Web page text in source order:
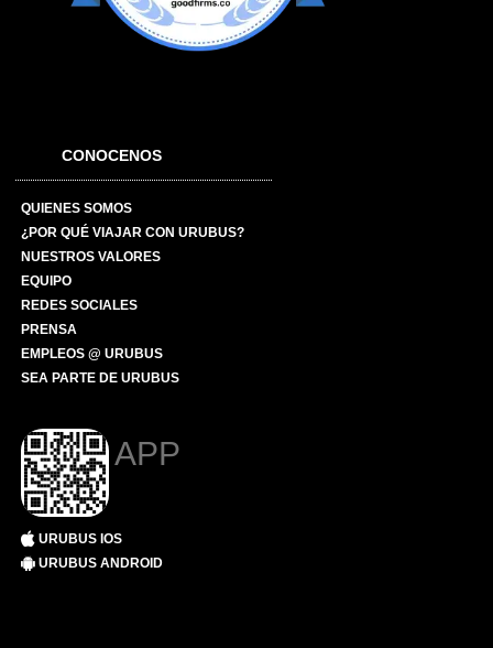
CONOCENOS
QUIENES SOMOS
¿POR QUÉ VIAJAR CON URUBUS?
NUESTROS VALORES
EQUIPO
REDES SOCIALES
PRENSA
EMPLEOS @ URUBUS
SEA PARTE DE URUBUS
APP
URUBUS IOS
URUBUS ANDROID